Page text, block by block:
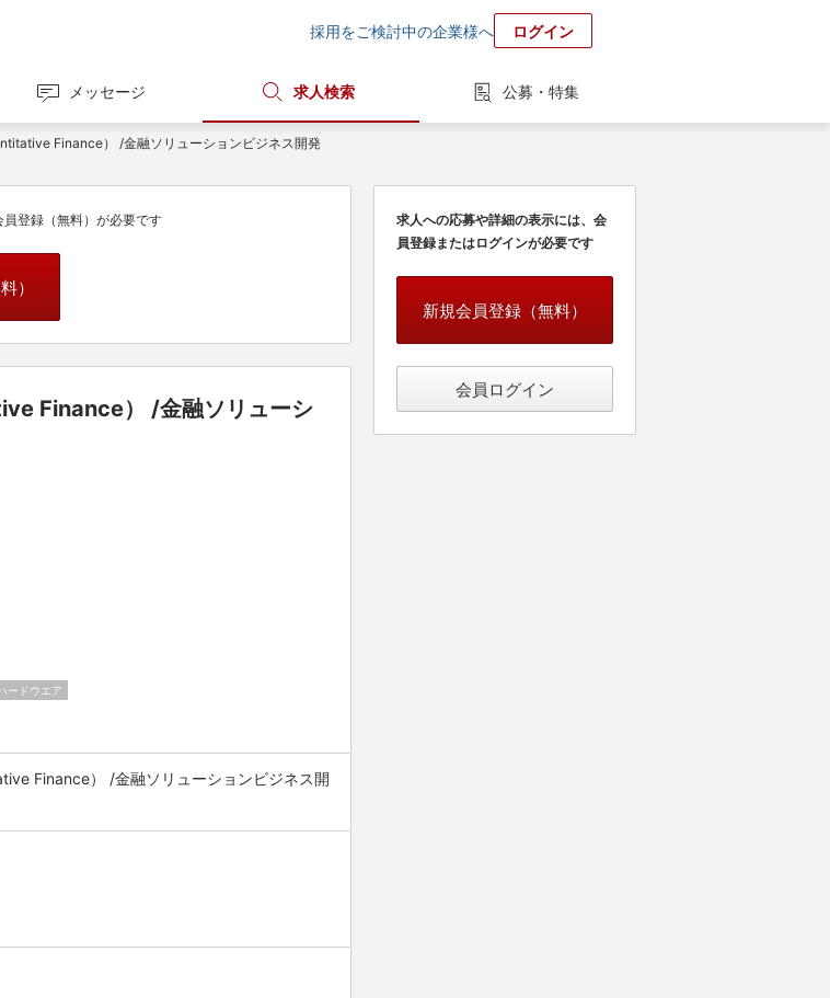
採用をご検討中の企業様へ ログイン
メッセージ 求人検索 公募・特集
Finance） /金融ソリューションビジネス開発
登録（無料）が必要です
）
Finance） /金融ソリューシ
ードウエア
Finance） /金融ソリューションビジネス開
求人への応募や詳細の表示には、会
員登録またはログインが必要です
新規会員登録（無料）
会員ログイン